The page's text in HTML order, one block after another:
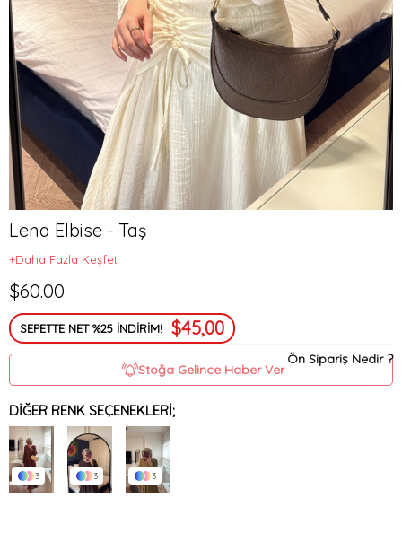
Lena Elbise - Taş
+Daha Fazla Keşfet
$60.00
SEPETTE NET %25 İNDİRİM! $45,00
Ön Sipariş Nedir ?
Stoğa Gelince Haber Ver
DIĞER RENK SEÇENEKLERI;
3 3 3